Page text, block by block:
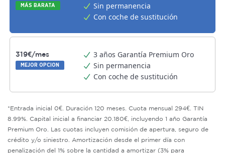
MÁS BARATA
Sin permanencia
Con coche de sustitución
319€/mes
MEJOR OPCION
3 años Garantía Premium Oro
Sin permanencia
Con coche de sustitución
*Entrada inicial 0€. Duración 120 meses. Cuota mensual 294€. TIN
8.99%. Capital inicial a financiar 20.180€, incluyendo 1 año Garantía
Premium Oro. Las cuotas incluyen comisión de apertura, seguro de
crédito y/o siniestro. Amortización desde el primer día con
penalización del 1% sobre la cantidad a amortizar (3% para